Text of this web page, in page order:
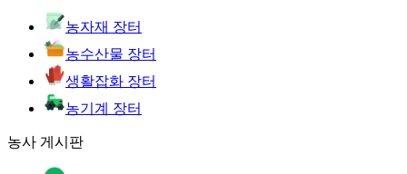
농자재 장터
농수산물 장터
생활잡화 장터
농기계 장터
농사 게시판